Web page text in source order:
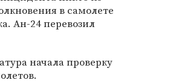
в самолете
Ан-24 перевозил
начала проверку